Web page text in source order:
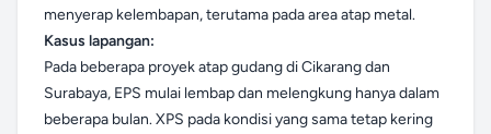
menyerap kelembapan, terutama pada area atap metal.
Kasus lapangan:
Pada beberapa proyek atap gudang di Cikarang dan
Surabaya, EPS mulai lembap dan melengkung hanya dalam
beberapa bulan. XPS pada kondisi yang sama tetap kering